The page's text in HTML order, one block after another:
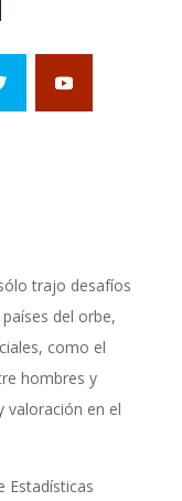
trajo desafíos
del orbe,
como el
hombres y
valoración en el
Estadísticas